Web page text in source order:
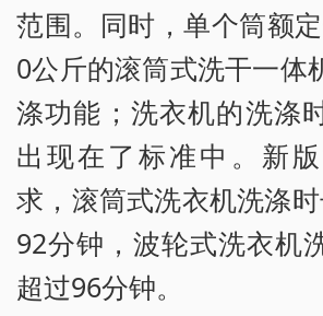
范围。同时，单个筒额
0公斤的滚筒式洗干一体
涤功能；洗衣机的洗涤
出现在了标准中。新
求，滚筒式洗衣机洗涤
92分钟，波轮式洗衣机
超过96分钟。